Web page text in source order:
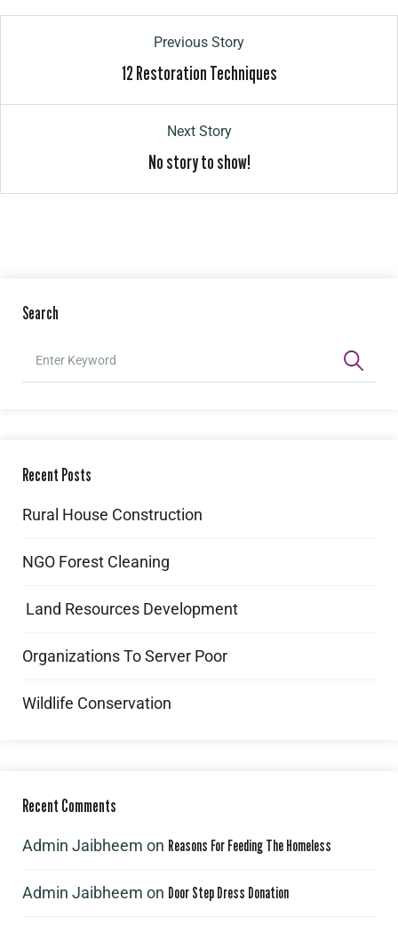
Previous Story
12 Restoration Techniques
Next Story
No story to show!
Search
Recent Posts
Rural House Construction
NGO Forest Cleaning
Land Resources Development
Organizations To Server Poor
Wildlife Conservation
Recent Comments
Admin Jaibheem on Reasons For Feeding The Homeless
Admin Jaibheem on Door Step Dress Donation